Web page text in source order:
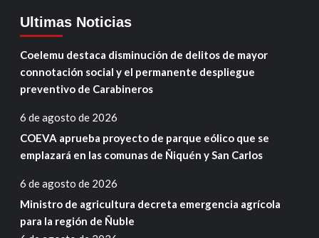
Ultimas Noticias
Coelemu destaca disminución de delitos de mayor
connotación social y el permanente despliegue
preventivo de Carabineros
6 de agosto de 2026
COEVA aprueba proyecto de parque eólico que se
emplazará en las comunas de Ñiquén y San Carlos
6 de agosto de 2026
Ministro de agricultura decreta emergencia agrícola
para la región de Ñuble